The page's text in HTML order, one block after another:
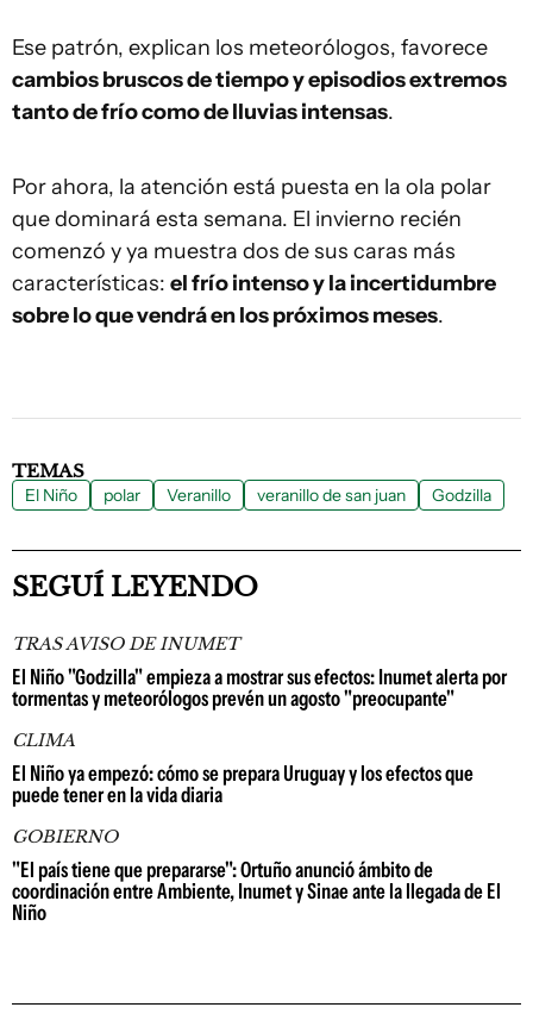
Ese patrón, explican los meteorólogos, favorece
cambios bruscos de tiempo y episodios extremos
tanto de frío como de lluvias intensas.
Por ahora, la atención está puesta en la ola polar
que dominará esta semana. El invierno recién
comenzó y ya muestra dos de sus caras más
características: el frío intenso y la incertidumbre
sobre lo que vendrá en los próximos meses.
TEMAS
El Niño polar Veranillo veranillo de san juan Godzilla
SEGUÍ LEYENDO
TRAS AVISO DE INUMET
El Niño "Godzilla" empieza a mostrar sus efectos: Inumet alerta por
tormentas y meteorólogos prevén un agosto "preocupante"
CLIMA
El Niño ya empezó: cómo se prepara Uruguay y los efectos que
puede tener en la vida diaria
GOBIERNO
"El país tiene que prepararse": Ortuño anunció ámbito de
coordinación entre Ambiente, Inumet y Sinae ante la llegada de El
Niño